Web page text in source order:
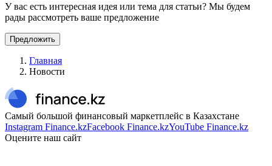
У вас есть интересная идея или тема для статьи? Мы будем
рады рассмотреть ваше предложение
Предложить
Главная
Новости
Самый большой финансовый маркетплейс в Казахстане
Instagram Finance.kzFacebook Finance.kzYouTube Finance.kz
Оцените наш сайт